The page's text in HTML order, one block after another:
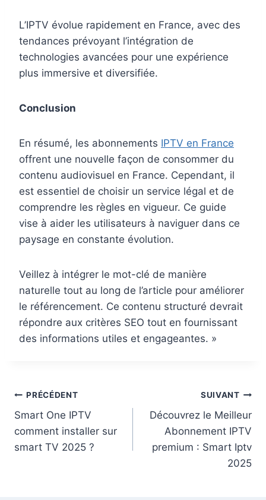
L’IPTV évolue rapidement en France, avec des
tendances prévoyant l’intégration de
technologies avancées pour une expérience
plus immersive et diversifiée.
Conclusion
En résumé, les abonnements IPTV en France
offrent une nouvelle façon de consommer du
contenu audiovisuel en France. Cependant, il
est essentiel de choisir un service légal et de
comprendre les règles en vigueur. Ce guide
vise à aider les utilisateurs à naviguer dans ce
paysage en constante évolution.
Veillez à intégrer le mot-clé de manière
naturelle tout au long de l’article pour améliorer
le référencement. Ce contenu structuré devrait
répondre aux critères SEO tout en fournissant
des informations utiles et engageantes. »
PRÉCÉDENT
Smart One IPTV
comment installer sur
smart TV 2025 ?
SUIVANT
Découvrez le Meilleur
Abonnement IPTV
premium : Smart Iptv
2025